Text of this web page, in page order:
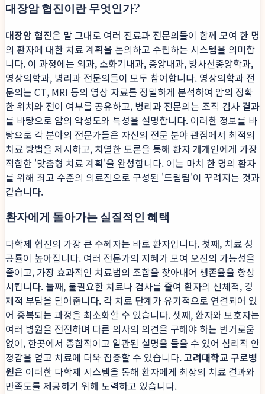
대장암 협진이란 무엇인가?
대장암 협진은 말 그대로 여러 진료과 전문의들이 함께 모여 한 명
의 환자에 대한 치료 계획을 논의하고 수립하는 시스템을 의미합
니다. 이 과정에는 외과, 소화기내과, 종양내과, 방사선종양학과,
영상의학과, 병리과 전문의들이 모두 참여합니다. 영상의학과 전
문의는 CT, MRI 등의 영상 자료를 정밀하게 분석하여 암의 정확
한 위치와 전이 여부를 공유하고, 병리과 전문의는 조직 검사 결과
를 바탕으로 암의 악성도와 특성을 설명합니다. 이러한 정보를 바
탕으로 각 분야의 전문가들은 자신의 전문 분야 관점에서 최적의
치료 방법을 제시하고, 치열한 토론을 통해 환자 개개인에게 가장
적합한 '맞춤형 치료 계획'을 완성합니다. 이는 마치 한 명의 환자
를 위해 최고 수준의 의료진으로 구성된 '드림팀'이 꾸려지는 것과
같습니다.
환자에게 돌아가는 실질적인 혜택
다학제 협진의 가장 큰 수혜자는 바로 환자입니다. 첫째, 치료 성
공률이 높아집니다. 여러 전문가의 지혜가 모여 오진의 가능성을
줄이고, 가장 효과적인 치료법의 조합을 찾아내어 생존율을 향상
시킵니다. 둘째, 불필요한 치료나 검사를 줄여 환자의 신체적, 경
제적 부담을 덜어줍니다. 각 치료 단계가 유기적으로 연결되어 있
어 중복되는 과정을 최소화할 수 있습니다. 셋째, 환자와 보호자는
여러 병원을 전전하며 다른 의사의 의견을 구해야 하는 번거로움
없이, 한곳에서 종합적이고 일관된 설명을 들을 수 있어 심리적 안
정감을 얻고 치료에 더욱 집중할 수 있습니다.고려대학교 구로병
원은 이러한 다학제 시스템을 통해 환자에게 최상의 치료 결과와
만족도를 제공하기 위해 노력하고 있습니다.